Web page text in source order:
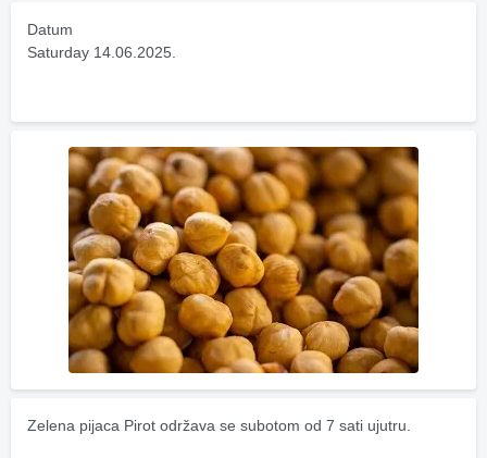
Datum
Saturday 14.06.2025.
Zelena pijaca Pirot održava se subotom od 7 sati ujutru.